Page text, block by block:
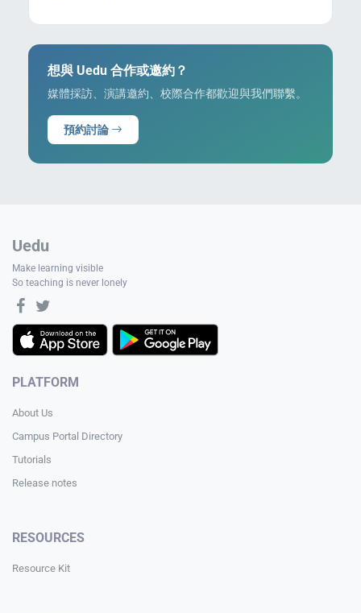
想與 Uedu 合作或邀約？
媒體採訪、演講邀約、校際合作都歡迎與我們聯繫。
預約討論
Uedu
Make learning visible
So teaching is never lonely
PLATFORM
About Us
Campus Portal Directory
Tutorials
Release notes
RESOURCES
Resource Kit